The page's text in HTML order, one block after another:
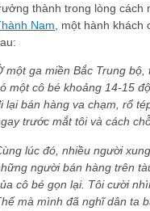
thành trong lòng cách
Nam , một hành
một ga miền Bắc Trung
một cô bé khoảng 14-15
lại bán hàng va chạm, rổ
trước mắt tôi và cách
lúc đó, nhiều người
người bán hàng trên
cô bé gọn lại. Tôi cười
mà mình đã nghĩ dân ta